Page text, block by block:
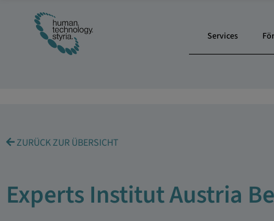
Services
ZURÜCK ZUR ÜBERSICHT
Experts Institut Austria